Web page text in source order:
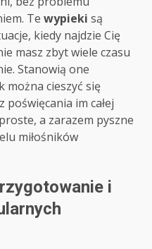
Te wypieki są
kiedy najdzie Cię
masz zbyt wiele czasu
Stanowią one
można cieszyć się
poświęcania im całej
a zarazem pyszne
miłośników
i